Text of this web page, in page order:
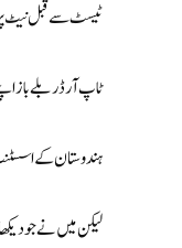
ٹیسٹ سے قبل نیٹ
ٹاپ آرڈر بلے باز
ہندوستان کے
لیکن میں نے جو